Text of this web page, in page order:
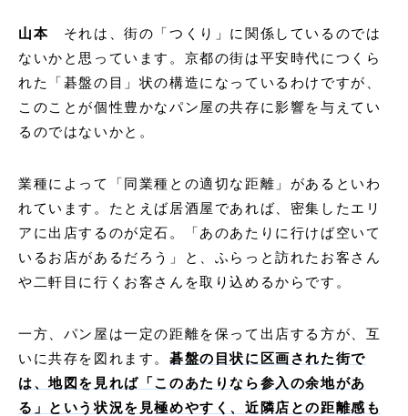
山本
それは、街の「つくり」に関係しているのでは
ないかと思っています。京都の街は平安時代につくら
れた「碁盤の目」状の構造になっているわけですが、
このことが個性豊かなパン屋の共存に影響を与えてい
るのではないかと。
業種によって「同業種との適切な距離」があるといわ
れています。たとえば居酒屋であれば、密集したエリ
アに出店するのが定石。「あのあたりに行けば空いて
いるお店があるだろう」と、ふらっと訪れたお客さん
や二軒目に行くお客さんを取り込めるからです。
一方、パン屋は一定の距離を保って出店する方が、互
いに共存を図れます。 碁盤の目状に区画された街で
は、地図を見れば「このあたりなら参入の余地があ
る」という状況を見極めやすく、近隣店との距離感も